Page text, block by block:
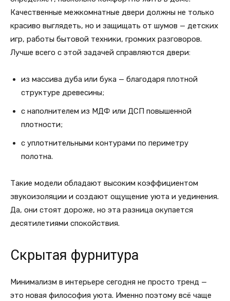
Качественные межкомнатные двери должны не только
красиво выглядеть, но и защищать от шумов — детских
игр, работы бытовой техники, громких разговоров.
Лучше всего с этой задачей справляются двери:
из массива дуба или бука — благодаря плотной
структуре древесины;
с наполнителем из МДФ или ДСП повышенной
плотности;
с уплотнительными контурами по периметру
полотна.
Такие модели обладают высоким коэффициентом
звукоизоляции и создают ощущение уюта и уединения.
Да, они стоят дороже, но эта разница окупается
десятилетиями спокойствия.
Скрытая фурнитура
Минимализм в интерьере сегодня не просто тренд —
это новая философия уюта. Именно поэтому всё чаще